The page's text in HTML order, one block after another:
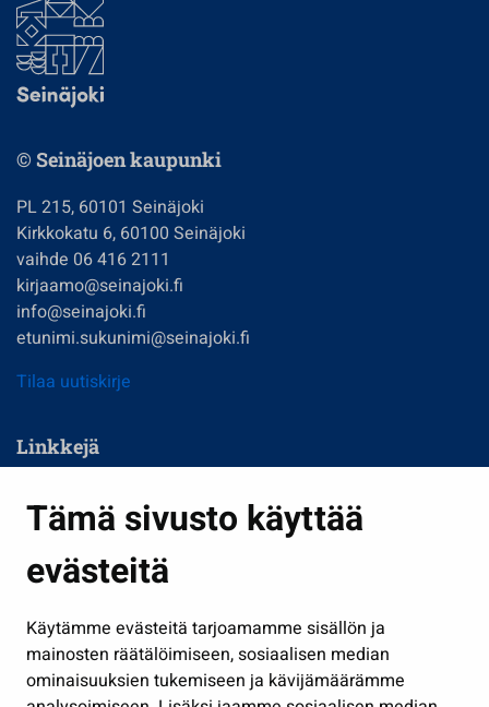
Tämä sivusto käyttää
evästeitä
Käytämme evästeitä tarjoamamme sisällön ja
mainosten räätälöimiseen, sosiaalisen median
ominaisuuksien tukemiseen ja kävijämäärämme
© Seinäjoen kaupunki
PL 215, 60101 Seinäjoki
Kirkkokatu 6, 60100 Seinäjoki
vaihde 06 416 2111
kirjaamo@seinajoki.fi
info@seinajoki.fi
etunimi.sukunimi@seinajoki.fi
Tilaa uutiskirje
Linkkejä
Kasvatus ja opetus
Kulttuuri ja liikunta
Työ ja yrittäminen
Osallistu ja asioi